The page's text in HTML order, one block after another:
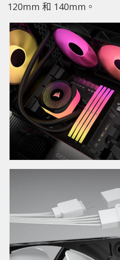
120mm 和 140mm。